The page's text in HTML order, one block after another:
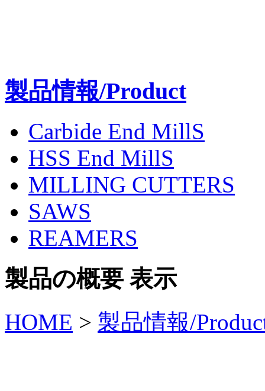
製品情報/Product
Carbide End MillS
HSS End MillS
MILLING CUTTERS
SAWS
REAMERS
製品の概要 表示
HOME > 製品情報/